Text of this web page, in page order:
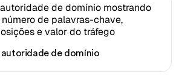
de domínio